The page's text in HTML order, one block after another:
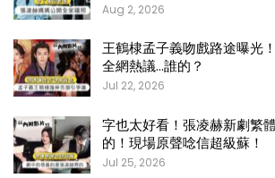
Aug 2, 2026
王鶴棣孟子義吻戲路途曝光
全網熱議…誰的？
Jul 22, 2026
字也太好看！張凌赫新劇繁
的！現場原聲唸信超級蘇！
Jul 25, 2026